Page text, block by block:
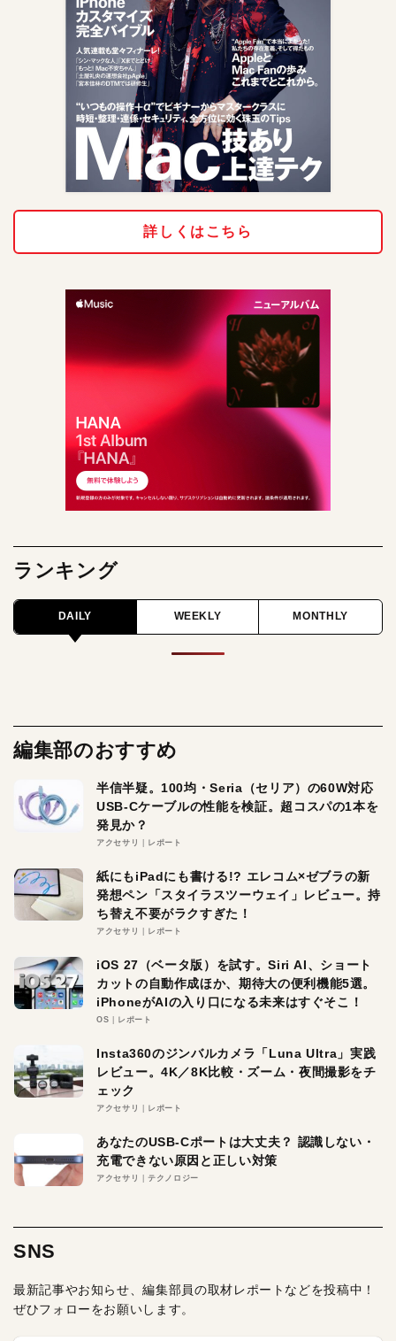
詳しくはこちら
ランキング
DAILY WEEKLY MONTHLY
編集部のおすすめ
半信半疑。100均・Seria（セリア）の60W対応
USB-Cケーブルの性能を検証。超コスパの1本を
発見か？
アクセサリ レポート
紙にもiPadにも書ける!? エレコム×ゼブラの新
発想ペン「スタイラスツーウェイ」レビュー。持
ち替え不要がラクすぎた！
アクセサリ レポート
iOS 27（ベータ版）を試す。Siri AI、ショート
カットの自動作成ほか、期待大の便利機能5選。
iPhoneがAIの入り口になる未来はすぐそこ！
OS レポート
Insta360のジンバルカメラ「Luna Ultra」実践
レビュー。4K／8K比較・ズーム・夜間撮影をチ
ェック
アクセサリ レポート
あなたのUSB-Cポートは大丈夫？ 認識しない・
充電できない原因と正しい対策
アクセサリ テクノロジー
SNS
最新記事やお知らせ、編集部員の取材レポートなどを投稿中！
ぜひフォローをお願いします。